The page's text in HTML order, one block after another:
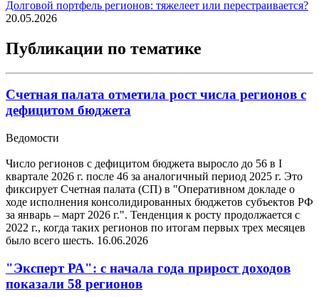
Долговой портфель регионов: тяжелеет или перестраивается?
20.05.2026
Публикации по тематике
Счетная палата отметила рост числа регионов с
дефицитом бюджета
Ведомости
Число регионов с дефицитом бюджета выросло до 56 в I
квартале 2026 г. после 46 за аналогичный период 2025 г. Это
фиксирует Счетная палата (СП) в "Оперативном докладе о
ходе исполнения консолидированных бюджетов субъектов РФ
за январь – март 2026 г.". Тенденция к росту продолжается с
2022 г., когда таких регионов по итогам первых трех месяцев
было всего шесть. 16.06.2026
"Эксперт РА": с начала года прирост доходов
показали 58 регионов